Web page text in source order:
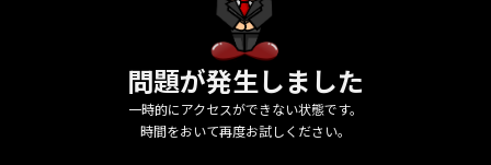
問題が発生しました
一時的にアクセスができない状態です。
時間をおいて再度お試しください。